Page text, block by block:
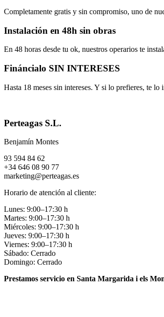
Completamente gratis y sin compromiso, uno de
Instalación en 48h sin obras
En 48 horas desde tu ok, nuestros operarios te
Fináncialo SIN INTERESES
Hasta 18 meses sin intereses. Y si lo prefieres, te lo
Perteagas S.L.
Benjamín Montes
93 594 84 62
+34 646 08 90 77
marketing@perteagas.es
Horario de atención al cliente:
Lunes: 9:00–17:30 h
Martes: 9:00–17:30 h
Miércoles: 9:00–17:30 h
Jueves: 9:00–17:30 h
Viernes: 9:00–17:30 h
Sábado: Cerrado
Domingo: Cerrado
Prestamos servicio en Santa Margarida i els